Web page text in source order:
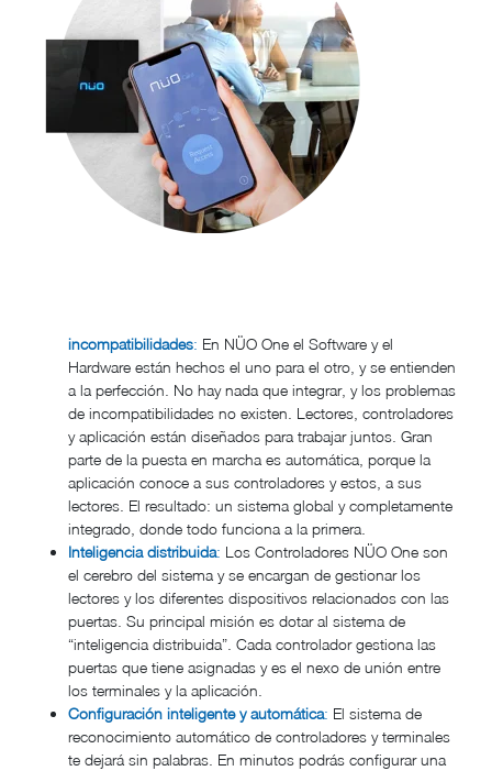
incompatibilidades: En NÜO One el Software y el
Hardware están hechos el uno para el otro, y se entienden
a la perfección. No hay nada que integrar, y los problemas
de incompatibilidades no existen. Lectores, controladores
y aplicación están diseñados para trabajar juntos. Gran
parte de la puesta en marcha es automática, porque la
aplicación conoce a sus controladores y estos, a sus
lectores. El resultado: un sistema global y completamente
integrado, donde todo funciona a la primera.
Inteligencia distribuida: Los Controladores NÜO One son
el cerebro del sistema y se encargan de gestionar los
lectores y los diferentes dispositivos relacionados con las
puertas. Su principal misión es dotar al sistema de
“inteligencia distribuida”. Cada controlador gestiona las
puertas que tiene asignadas y es el nexo de unión entre
los terminales y la aplicación.
Configuración inteligente y automática: El sistema de
reconocimiento automático de controladores y terminales
te dejará sin palabras. En minutos podrás configurar una